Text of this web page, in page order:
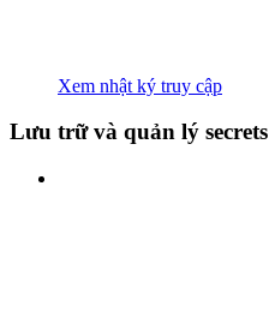
Xem nhật ký truy cập
Lưu trữ và quản lý secrets